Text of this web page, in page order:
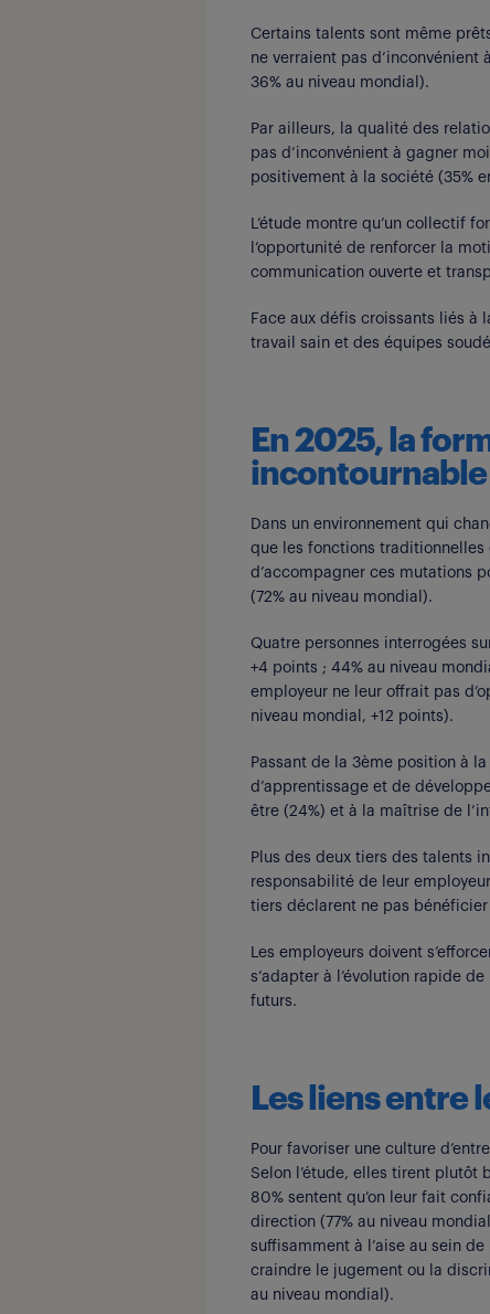
Certains talents sont même
ne verraient pas d’inconvénient
36% au niveau mondial).
Par ailleurs, la qualité des
pas d’inconvénient à gagner
positivement à la société (35%
L’étude montre qu’un collectif
l’opportunité de renforcer la
communication ouverte et
Face aux défis croissants liés à
travail sain et des équipes
En 2025, la
incontournable
Dans un environnement qui
que les fonctions traditionnelles
d’accompagner ces mutations
(72% au niveau mondial).
Quatre personnes interrogées
+4 points ; 44% au niveau
employeur ne leur offrait pas
niveau mondial, +12 points).
Passant de la 3ème position à la
d’apprentissage et de
être (24%) et à la maîtrise de
Plus des deux tiers des talents
responsabilité de leur
tiers déclarent ne pas bénéficier
Les employeurs doivent
s’adapter à l’évolution rapide
futurs.
Les liens entre
Pour favoriser une culture
Selon l’étude, elles tirent plutôt
80% sentent qu’on leur fait
direction (77% au niveau
suffisamment à l’aise au sein
craindre le jugement ou la
au niveau mondial).